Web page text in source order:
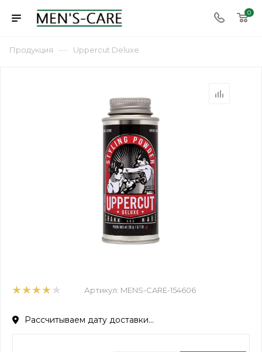
0
Продукция — Uppercut Deluxe
Артикул: MENS-CARE-154606
Рассчитываем дату доставки...